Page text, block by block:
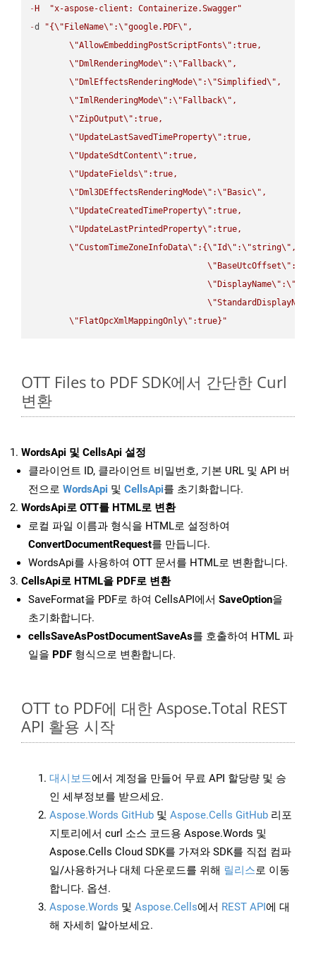
- H
"x-aspose-client: Containerize.Swagger"
-d "{\" FileName\" :\"google.PDF\" ,
\"AllowEmbeddingPostScriptFonts\" :true,
\" DmlRenderingMode\" :\" Fallback\" ,
\" DmlEffectsRenderingMode\" :\"Simplified\" ,
\"ImlRenderingMode\" :\" Fallback\" ,
\"ZipOutput\" :true,
\"UpdateLastSavedTimeProperty\" :true,
\"UpdateSdtContent\" :true,
\"UpdateFields\" :true,
\" Dml3DEffectsRenderingMode\" :\" Basic\" ,
\"UpdateCreatedTimeProperty\" :true,
\"UpdateLastPrintedProperty\" :true,
\"CustomTimeZoneInfoData\" :{\"Id\" :\"string\" ,
\" BaseUtcOffset\" :
\" DisplayName\" :\"
\"StandardDisplayName
\" FlatOpcXmlMappingOnly\" :true}"
OTT Files to PDF SDK에서 간단한 Curl
변환
WordsApi 및 CellsApi 설정
클라이언트 ID, 클라이언트 비밀번호, 기본 URL 및 API 버
전으로 WordsApi 및 CellsApi를 초기화합니다.
WordsApi로 OTT를 HTML로 변환
로컬 파일 이름과 형식을 HTML로 설정하여
ConvertDocumentRequest를 만듭니다.
WordsApi를 사용하여 OTT 문서를 HTML로 변환합니다.
CellsApi로 HTML을 PDF로 변환
SaveFormat을 PDF로 하여 CellsAPI에서 SaveOption을
초기화합니다.
cellsSaveAsPostDocumentSaveAs를 호출하여 HTML 파
일을 PDF 형식으로 변환합니다.
OTT to PDF에 대한 Aspose.Total REST
API 활용 시작
대시보드에서 계정을 만들어 무료 API 할당량 및 승
인 세부정보를 받으세요.
Aspose.Words GitHub 및 Aspose.Cells GitHub 리포
지토리에서 curl 소스 코드용 Aspose.Words 및
Aspose.Cells Cloud SDK를 가져와 SDK를 직접 컴파
일/사용하거나 대체 다운로드를 위해 릴리스로 이동
합니다. 옵션.
Aspose.Words 및 Aspose.Cells에서 REST API에 대
해 자세히 알아보세요.